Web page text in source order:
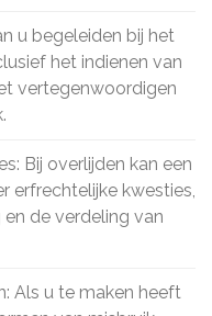
u begeleiden bij het
het indienen van
vertegenwoordigen
Bij overlijden kan een
erfrechtelijke kwesties,
de verdeling van
Als u te maken heeft